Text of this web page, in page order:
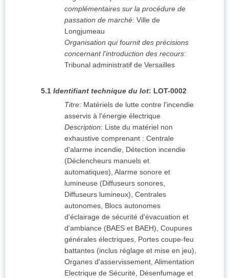
complémentaires sur la procédure de
passation de marché: Ville de
Longjumeau
Organisation qui fournit des précisions
concernant l'introduction des recours:
Tribunal administratif de Versailles
5.1 Identifiant technique du lot: LOT-0002
Titre: Matériels de lutte contre l'incendie
asservis à l'énergie électrique
Description: Liste du matériel non
exhaustive comprenant : Centrale
d'alarme incendie, Détection incendie
(Déclencheurs manuels et
automatiques), Alarme sonore et
lumineuse (Diffuseurs sonores,
Diffuseurs lumineux), Centrales
autonomes, Blocs autonomes
d'éclairage de sécurité d'évacuation et
d'ambiance (BAES et BAEH), Coupures
générales électriques, Portes coupe-feu
battantes (inclus réglage et mise en jeu),
Organes d'asservissement, Alimentation
Electrique de Sécurité, Désenfumage et